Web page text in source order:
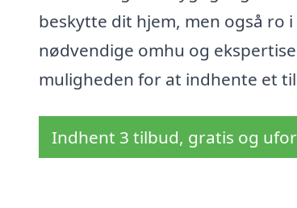
beskytte dit hjem, men også ro
nødvendige omhu og
muligheden for at indhente et
Indhent 3 tilbud, gratis og